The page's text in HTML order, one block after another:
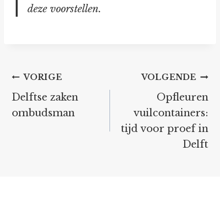
deze voorstellen.
Bericht
navigatie
VORIGE
Delftse zaken
ombudsman
VOLGENDE
Opfleuren
vuilcontainers:
tijd voor proef in
Delft